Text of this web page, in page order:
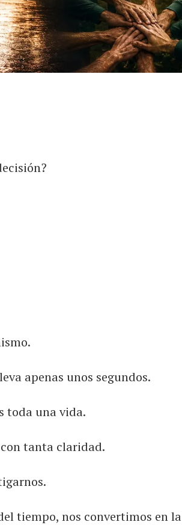
apenas unos segundos.
toda una vida.
tanta claridad.
tiempo, nos convertimos en la